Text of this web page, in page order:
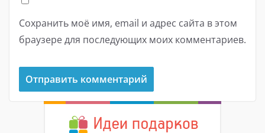
Сохранить моё имя, email и адрес сайта в этом
браузере для последующих моих комментариев.